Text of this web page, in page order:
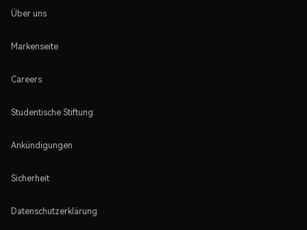
Über uns
Markenseite
Careers
Studentische Stiftung
Ankündigungen
Sicherheit
Datenschutzerklärung